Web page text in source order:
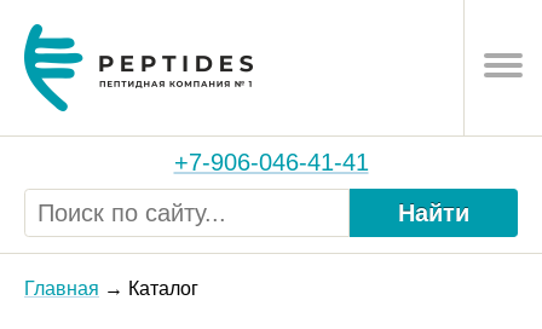
+7-906-046-41-41
Найти
Главная Каталог